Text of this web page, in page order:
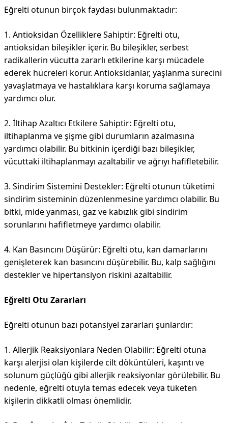
Eğrelti otunun birçok faydası bulunmaktadır:
1. Antioksidan Özelliklere Sahiptir: Eğrelti otu,
antioksidan bileşikler içerir. Bu bileşikler, serbest
radikallerin vücutta zararlı etkilerine karşı mücadele
ederek hücreleri korur. Antioksidanlar, yaşlanma sürecini
yavaşlatmaya ve hastalıklara karşı koruma sağlamaya
yardımcı olur.
2. İltihap Azaltıcı Etkilere Sahiptir: Eğrelti otu,
iltihaplanma ve şişme gibi durumların azalmasına
yardımcı olabilir. Bu bitkinin içerdiği bazı bileşikler,
vücuttaki iltihaplanmayı azaltabilir ve ağrıyı hafifletebilir.
3. Sindirim Sistemini Destekler: Eğrelti otunun tüketimi
sindirim sisteminin düzenlenmesine yardımcı olabilir. Bu
bitki, mide yanması, gaz ve kabızlık gibi sindirim
sorunlarını hafifletmeye yardımcı olabilir.
4. Kan Basıncını Düşürür: Eğrelti otu, kan damarlarını
genişleterek kan basıncını düşürebilir. Bu, kalp sağlığını
destekler ve hipertansiyon riskini azaltabilir.
Eğrelti Otu Zararları
Eğrelti otunun bazı potansiyel zararları şunlardır:
1. Allerjik Reaksiyonlara Neden Olabilir: Eğrelti otuna
karşı alerjisi olan kişilerde cilt döküntüleri, kaşıntı ve
solunum güçlüğü gibi allerjik reaksiyonlar görülebilir. Bu
nedenle, eğrelti otuyla temas edecek veya tüketen
kişilerin dikkatli olması önemlidir.